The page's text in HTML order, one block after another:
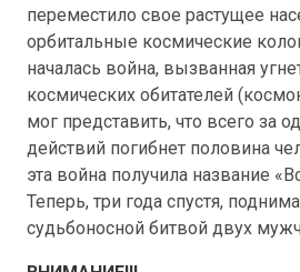
переместило свое растущее
орбитальные космические
началась война, вызванная
космических обитателей
мог представить, что всего за
действий погибнет половина
эта война получила название
Теперь, три года спустя,
судьбоносной битвой двух